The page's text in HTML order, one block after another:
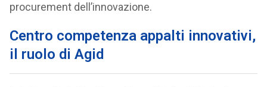
procurement dell’innovazione.
Centro competenza appalti innovativi,
il ruolo di Agid